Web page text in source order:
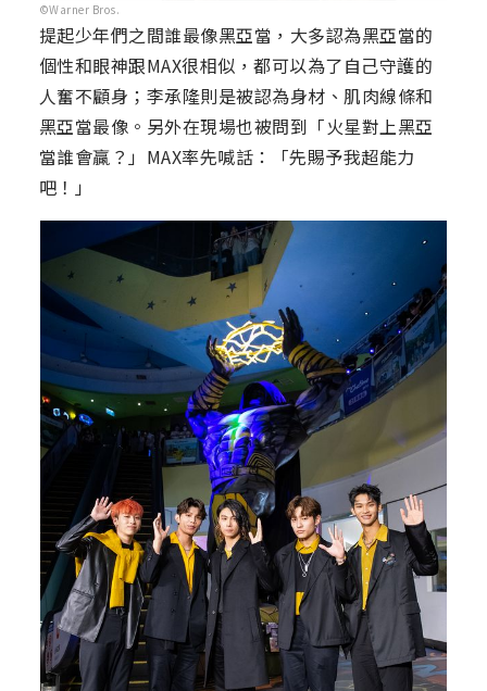
©Warner Bros.
提起少年們之間誰最像黑亞當，大多認為黑亞當的
個性和眼神跟MAX很相似，都可以為了自己守護的
人奮不顧身；李承隆則是被認為身材、肌肉線條和
黑亞當最像。另外在現場也被問到「火星對上黑亞
當誰會贏？」MAX率先喊話：「先賜予我超能力
吧！」